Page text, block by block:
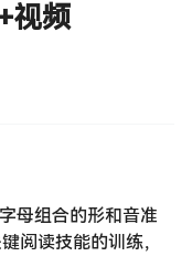
视频
母组合的形和音准
阅读技能的训练，